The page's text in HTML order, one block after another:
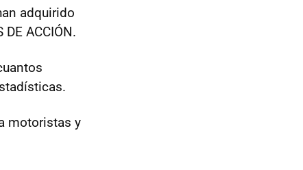
adquirido
ACCIÓN.
motoristas y